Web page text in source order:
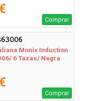
Comprar
Monix Induction
6 Tazas/ Negra
Comprar